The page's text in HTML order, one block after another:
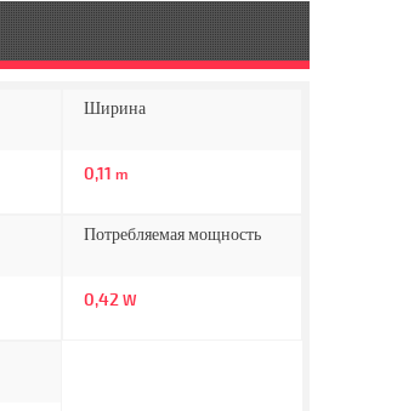
Ширина
0,11 m
Потребляемая мощность
0,42 W